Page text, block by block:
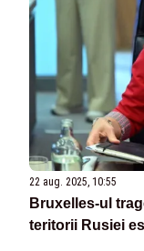
22 aug. 2025, 10:55
Bruxelles-ul
teritorii Rusiei